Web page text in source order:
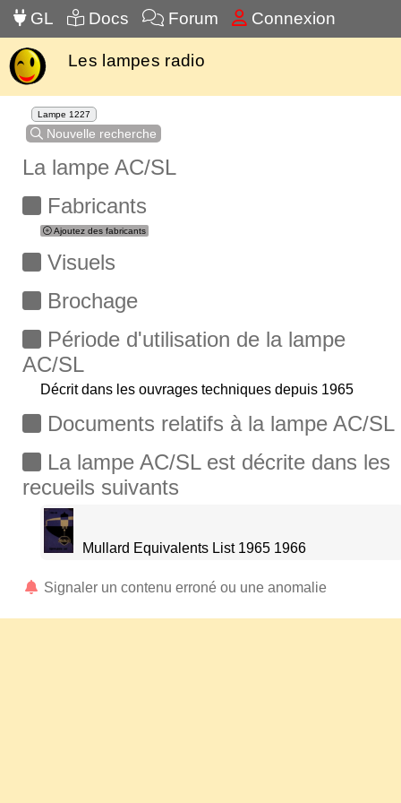
GL Docs Forum Connexion
Les lampes radio
Lampe 1227
Nouvelle recherche
La lampe AC/SL
Fabricants
Ajoutez des fabricants
Visuels
Brochage
Période d'utilisation de la lampe
AC/SL
Décrit dans les ouvrages techniques depuis 1965
Documents relatifs à la lampe AC/SL
La lampe AC/SL est décrite dans les
recueils suivants
Mullard Equivalents List 1965 1966
Signaler un contenu erroné ou une anomalie